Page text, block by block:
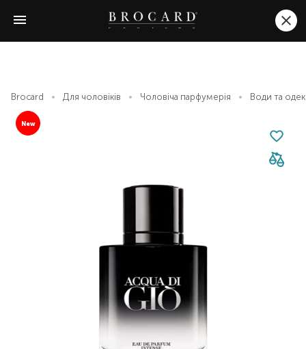
Brocard Для чоловіків Чоловіча парфумерія Води та
New